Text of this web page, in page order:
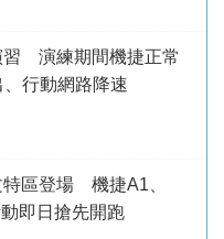
習 演練期間機捷正常
行動網路降速
區登場 機捷A1、
即日搶先開跑